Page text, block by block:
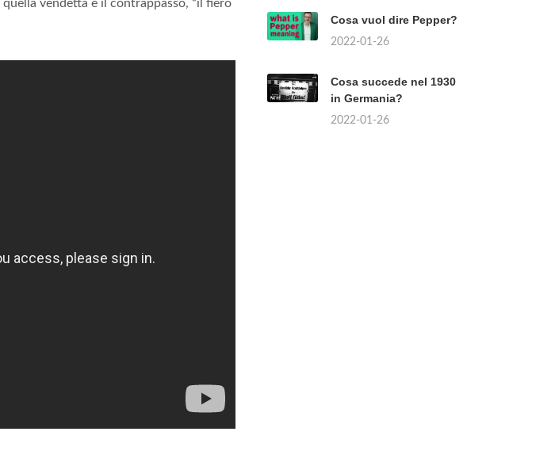
quella vendetta è il contrappasso, “il fiero
Cosa vuol dire Pepper?
2022-01-26
Cosa succede nel 1930
in Germania?
2022-01-26